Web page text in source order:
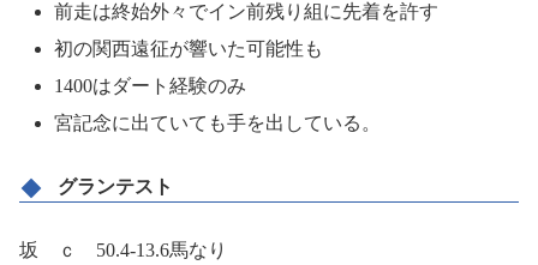
前走は終始外々でイン前残り組に先着を許す
初の関西遠征が響いた可能性も
1400はダート経験のみ
宮記念に出ていても手を出している。
グランテスト
坂 ｃ 50.4-13.6馬なり